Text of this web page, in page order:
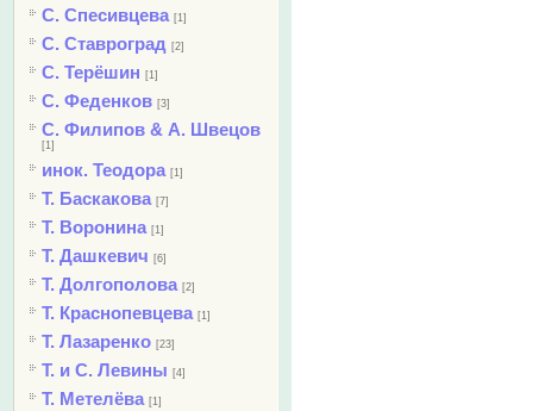
С. Спесивцева [1]
С. Ставроград [2]
С. Терёшин [1]
С. Феденков [3]
С. Филипов & А. Швецов
[1]
инок. Теодора [1]
Т. Баскакова [7]
Т. Воронина [1]
Т. Дашкевич [6]
Т. Долгополова [2]
Т. Краснопевцева [1]
Т. Лазаренко [23]
Т. и С. Левины [4]
Т. Метелёва [1]